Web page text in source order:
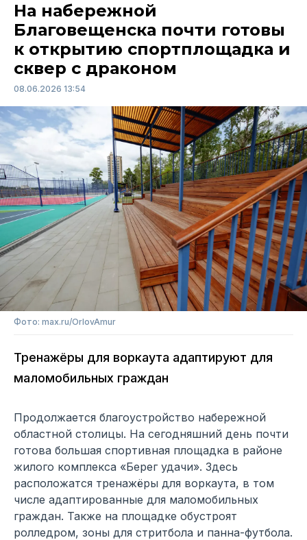
На набережной
Благовещенска почти готовы
к открытию спортплощадка и
сквер с драконом
08.06.2026 13:54
Фото: max.ru/OrlovAmur
Тренажёры для воркаута адаптируют для
маломобильных граждан
Продолжается благоустройство набережной
областной столицы. На сегодняшний день почти
готова большая спортивная площадка в районе
жилого комплекса «Берег удачи». Здесь
расположатся тренажёры для воркаута, в том
числе адаптированные для маломобильных
граждан. Также на площадке обустроят
ролледром, зоны для стритбола и панна-футбола.